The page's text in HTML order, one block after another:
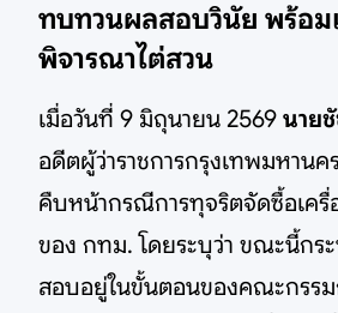
ทบทวนผลสอบวินัย พร้อม
พิจารณาไต่สวน
เมื่อวันที่ 9 มิถุนายน 2569 นาย
อดีตผู้ว่าราชการกรุงเทพมหานค
คืบหน้ากรณีการทุจริตจัดซื้อเครื่
ของ กทม. โดยระบุว่า ขณะนี้กร
สอบอยู่ในขั้นตอนของคณะกรรม